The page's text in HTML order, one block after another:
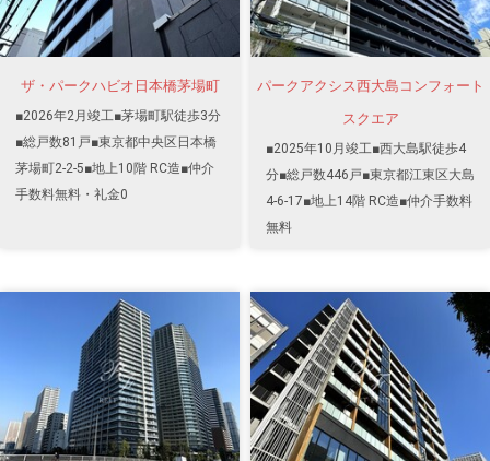
ザ・パークハビオ日本橋茅場町
■2026年2月竣工■茅場町駅徒歩3分
■総戸数81戸■東京都中央区日本橋
茅場町2-2-5■地上10階 RC造■仲介
手数料無料・礼金0
パークアクシス西大島コンフォート
スクエア
■2025年10月竣工■西大島駅徒歩4
分■総戸数446戸■東京都江東区大島
4-6-17■地上14階 RC造■仲介手数料
無料